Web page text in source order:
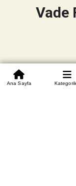
Beden Tablosu
Ana Sayfa
Vade